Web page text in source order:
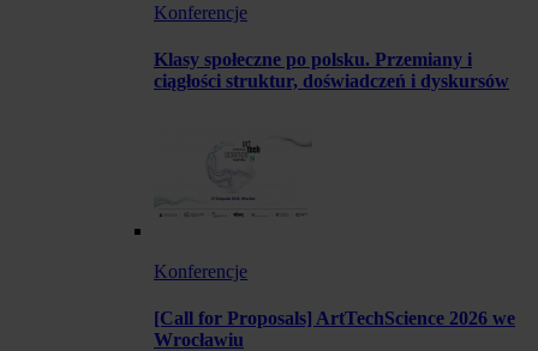
Konferencje
Klasy społeczne po polsku. Przemiany i
ciągłości struktur, doświadczeń i dyskursów
Konferencje
[Call for Proposals] ArtTechScience 2026 we
Wrocławiu